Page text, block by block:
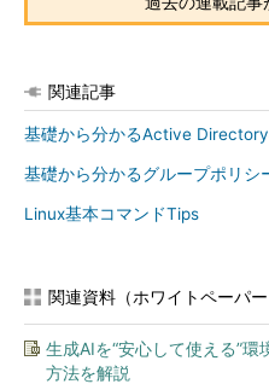
関連記事
基礎から分かるActive
基礎から分かるグループポリシ
Linux基本コマンドTips
関連資料（ホワイトペーパー
生成AIを“安心して使える”
方法を解説